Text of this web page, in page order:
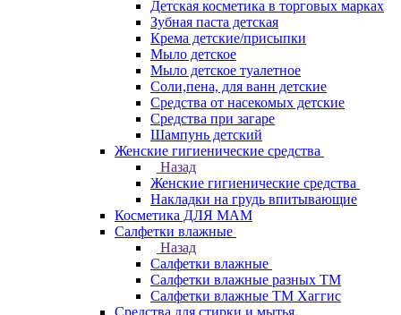
Детская косметика в торговых марках
Зубная паста детская
Крема детские/присыпки
Мыло детское
Мыло детское туалетное
Соли,пена, для ванн детские
Средства от насекомых детские
Средства при загаре
Шампунь детский
Женские гигиенические средства
Назад
Женские гигиенические средства
Накладки на грудь впитывающие
Косметика ДЛЯ МАМ
Салфетки влажные
Назад
Салфетки влажные
Салфетки влажные разных ТМ
Салфетки влажные ТМ Хаггис
Средства для стирки и мытья